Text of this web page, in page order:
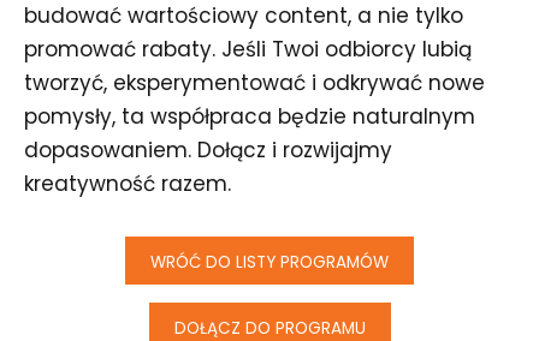
budować wartościowy content, a nie tylko
promować rabaty. Jeśli Twoi odbiorcy lubią
tworzyć, eksperymentować i odkrywać nowe
pomysły, ta współpraca będzie naturalnym
dopasowaniem. Dołącz i rozwijajmy
kreatywność razem.
WRÓĆ DO LISTY PROGRAMÓW
DOŁĄCZ DO PROGRAMU